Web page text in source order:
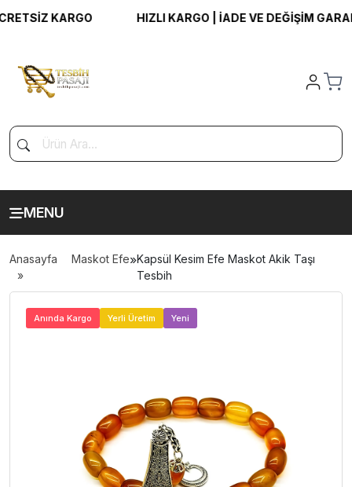
KARGO HIZLI KARGO | İADE VE DEĞİŞİM
MENU
Anasayfa Maskot Efe»Kapsül Kesim Efe Maskot Akik Taşı
Tesbih
Anında Kargo Yerli Üretim Yeni